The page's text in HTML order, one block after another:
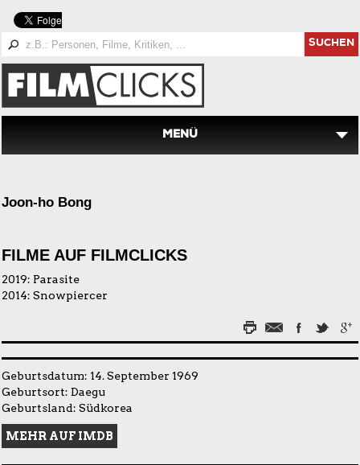
SUCHEN
MENÜ
Joon-ho Bong
FILME AUF FILMCLICKS
2019: Parasite
2014: Snowpiercer
Geburtsdatum: 14. September 1969
Geburtsort: Daegu
Geburtsland: Südkorea
MEHR AUF IMDB